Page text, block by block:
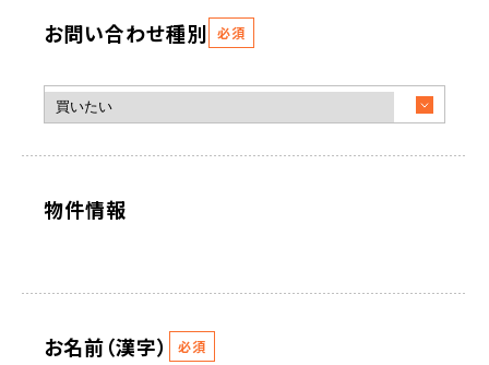
お問い合わせ種別 必須
物件情報
お名前（漢字） 必須